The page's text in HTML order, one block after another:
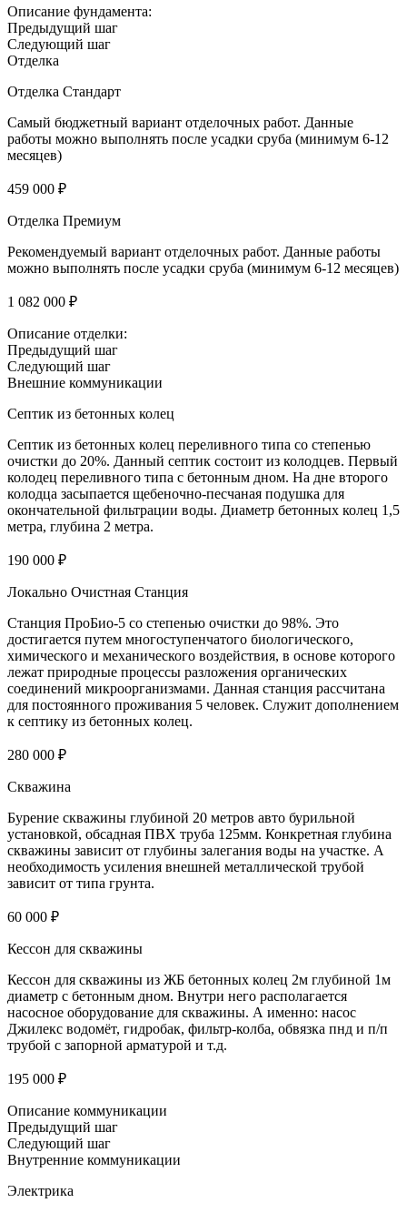
Описание фундамента:
Предыдущий шаг
Следующий шаг
Отделка
Отделка Стандарт
Самый бюджетный вариант отделочных работ. Данные
работы можно выполнять после усадки сруба (минимум 6-12
месяцев)
459 000 ₽
Отделка Премиум
Рекомендуемый вариант отделочных работ. Данные работы
можно выполнять после усадки сруба (минимум 6-12 месяцев)
1 082 000 ₽
Описание отделки:
Предыдущий шаг
Следующий шаг
Внешние коммуникации
Септик из бетонных колец
Септик из бетонных колец переливного типа со степенью
очистки до 20%. Данный септик состоит из колодцев. Первый
колодец переливного типа с бетонным дном. На дне второго
колодца засыпается щебеночно-песчаная подушка для
окончательной фильтрации воды. Диаметр бетонных колец 1,5
метра, глубина 2 метра.
190 000 ₽
Локально Очистная Станция
Станция ПроБио-5 со степенью очистки до 98%. Это
достигается путем многоступенчатого биологического,
химического и механического воздействия, в основе которого
лежат природные процессы разложения органических
соединений микроорганизмами. Данная станция рассчитана
для постоянного проживания 5 человек. Служит дополнением
к септику из бетонных колец.
280 000 ₽
Скважина
Бурение скважины глубиной 20 метров авто бурильной
установкой, обсадная ПВХ труба 125мм. Конкретная глубина
скважины зависит от глубины залегания воды на участке. А
необходимость усиления внешней металлической трубой
зависит от типа грунта.
60 000 ₽
Кессон для скважины
Кессон для скважины из ЖБ бетонных колец 2м глубиной 1м
диаметр с бетонным дном. Внутри него располагается
насосное оборудование для скважины. А именно: насос
Джилекс водомёт, гидробак, фильтр-колба, обвязка пнд и п/п
трубой с запорной арматурой и т.д.
195 000 ₽
Описание коммуникации
Предыдущий шаг
Следующий шаг
Внутренние коммуникации
Электрика